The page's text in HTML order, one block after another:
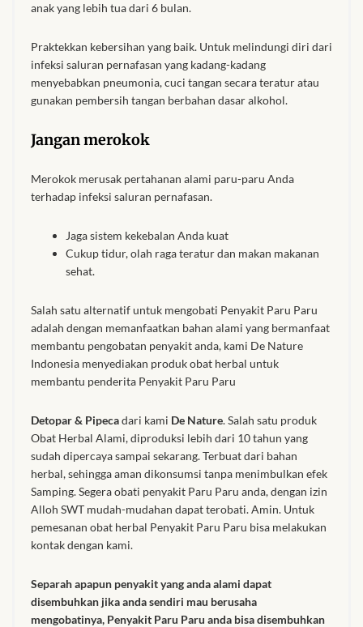
anak yang lebih tua dari 6 bulan.
Praktekkan kebersihan yang baik. Untuk melindungi diri dari
infeksi saluran pernafasan yang kadang-kadang
menyebabkan pneumonia, cuci tangan secara teratur atau
gunakan pembersih tangan berbahan dasar alkohol.
Jangan merokok
Merokok merusak pertahanan alami paru-paru Anda
terhadap infeksi saluran pernafasan.
Jaga sistem kekebalan Anda kuat
Cukup tidur, olah raga teratur dan makan makanan
sehat.
Salah satu alternatif untuk mengobati Penyakit Paru Paru
adalah dengan memanfaatkan bahan alami yang bermanfaat
membantu pengobatan penyakit anda, kami De Nature
Indonesia menyediakan produk obat herbal untuk
membantu penderita Penyakit Paru Paru
Detopar & Pipecadari kami De Nature. Salah satu produk
Obat Herbal Alami, diproduksi lebih dari 10 tahun yang
sudah dipercaya sampai sekarang. Terbuat dari bahan
herbal, sehingga aman dikonsumsi tanpa menimbulkan efek
Samping. Segera obati penyakit Paru Paru anda, dengan izin
Alloh SWT mudah-mudahan dapat terobati. Amin. Untuk
pemesanan obat herbal Penyakit Paru Paru bisa melakukan
kontak dengan kami.
Separah apapun penyakit yang anda alami dapat
disembuhkan jika anda sendiri mau berusaha
mengobatinya, Penyakit Paru Paru anda bisa disembuhkan